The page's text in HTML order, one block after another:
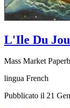
L'Ile Du
Mass Market
lingua French
Pubblicato il 21